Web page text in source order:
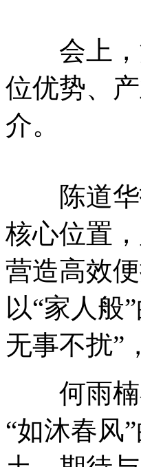
会上，
位优势、
介。
陈道华
核心位置
营造高效
以“家人般
无事不扰”
何雨楠
“如沐春风